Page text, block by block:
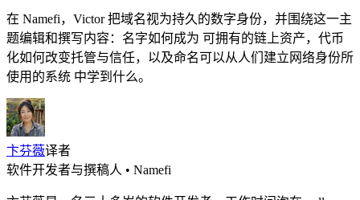
在 Namefi，Victor 把域名视为持久的数字身份，并围绕这一主
题编辑和撰写内容：名字如何成为 可拥有的链上资产，代币
化如何改变托管与信任，以及命名可以从人们建立网络身份所
使用的系统 中学到什么。
卞芬薇译者
软件开发者与撰稿人 • Namefi